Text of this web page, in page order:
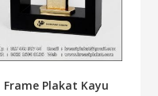
Frame Plakat Kayu